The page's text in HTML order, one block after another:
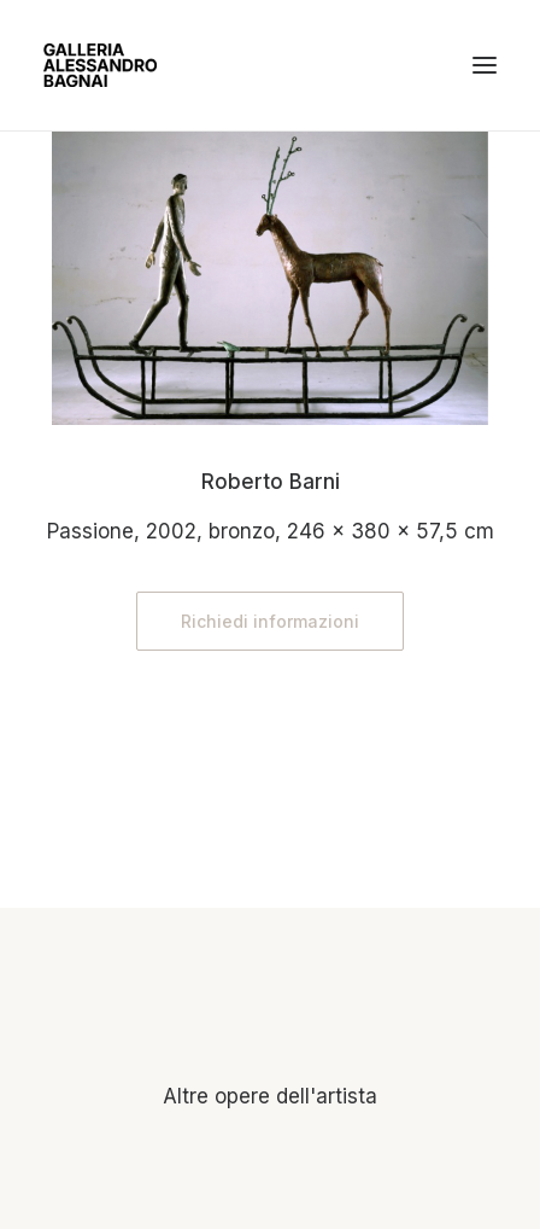
ARTISTI
MOSTRE
GALLERIA
BACHECA
CONTATTI
Roberto Barni
Passione, 2002, bronzo, 246 x 380 x 57,5 cm
Richiedi informazioni
Altre opere dell'artista